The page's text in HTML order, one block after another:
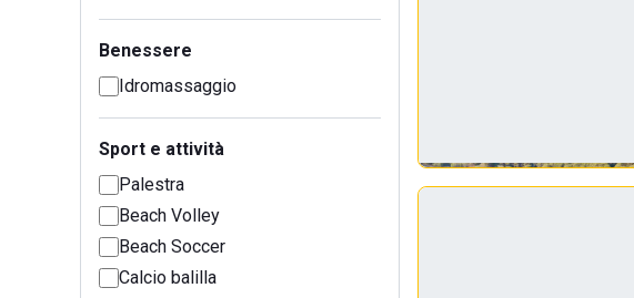
Benessere
Idromassaggio
Sport e attività
Palestra
Beach Volley
Beach Soccer
Calcio balilla